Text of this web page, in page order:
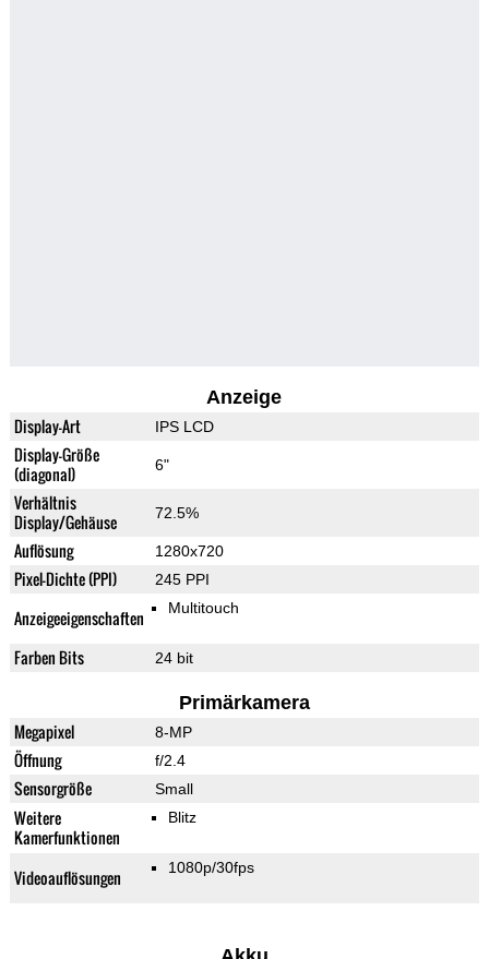
Anzeige
Display-Art IPS LCD
Display-Größe
(diagonal)
6"
Verhältnis
Display/Gehäuse
72.5%
Auflösung 1280x720
Pixel-Dichte (PPI) 245 PPI
Anzeigeeigenschaften Multitouch
Farben Bits 24 bit
Primärkamera
Megapixel 8-MP
Öffnung f/2.4
Sensorgröße Small
Weitere
Kamerfunktionen
Blitz
Videoauflösungen 1080p/30fps